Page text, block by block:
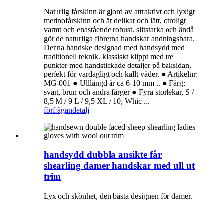
Naturlig fårskinn är gjord av attraktivt och lyxigt
merinofårskinn och är delikat och lätt, otroligt
varmt och enastående robust. slitstarka och ändå
gör de naturliga fibrerna handskar andningsbara.
Denna handske designad med handsydd med
traditionell teknik. klassiskt klippt med tre
punkter med handstickade detaljer på baksidan,
perfekt för vardagligt och kallt väder. ● Artikelnr:
MG-001 ● Ulllängd är ca 6-10 mm .. ● Färg:
svart, brun och andra färger ● Fyra storlekar, S /
8,5 M / 9 L / 9,5 XL / 10, Whic ...
förfrågandetalj
handsydd dubbla ansikte får
shearling damer handskar med ull ut
trim
Lyx och skönhet, den bästa designen för damer.